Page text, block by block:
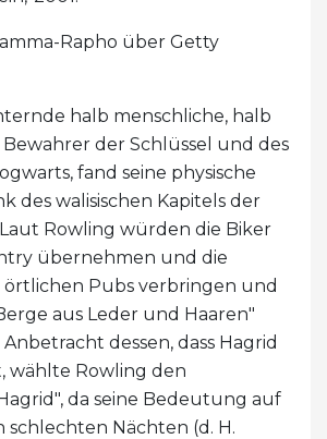
Rapho über Getty
halb menschliche, halb
Bewahrer der Schlüssel und des
fand seine physische
des walisischen Kapitels der
Rowling würden die Biker
übernehmen und die
örtlichen Pubs verbringen und
aus Leder und Haaren"
dessen, dass Hagrid
wählte Rowling den
da seine Bedeutung auf
schlechten Nächten (d. H.